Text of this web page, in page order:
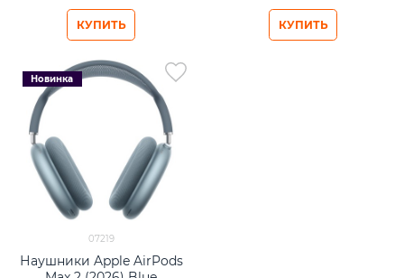
КУПИТЬ КУПИТЬ
Новинка
07219
Наушники Apple AirPods